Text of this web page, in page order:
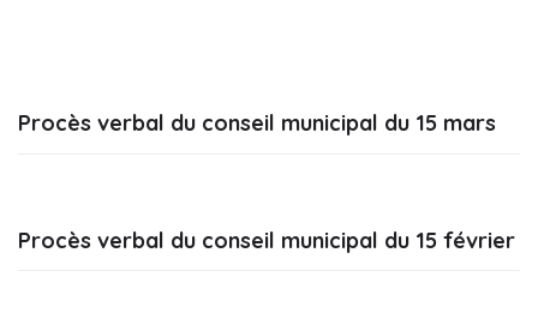
Procès verbal du conseil municipal du 15 mars
Procès verbal du conseil municipal du 15 février